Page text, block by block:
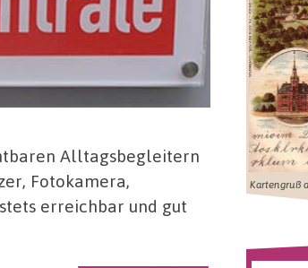
Alltagsbegleitern
Fotokamera,
erreichbar und gut
Kartengruß